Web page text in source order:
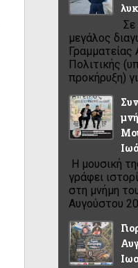
Σε
μεγάλος
Γραμματείας
Πολιτικής
προκήρυξη)
Η μουσική
γράφει
στη μνήμη
Αυγούστου